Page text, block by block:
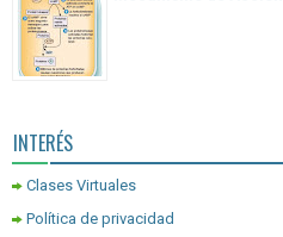
INTERÉS
Clases Virtuales
Política de privacidad